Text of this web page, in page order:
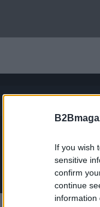
If you wish
sensitive
confirm
continue
information